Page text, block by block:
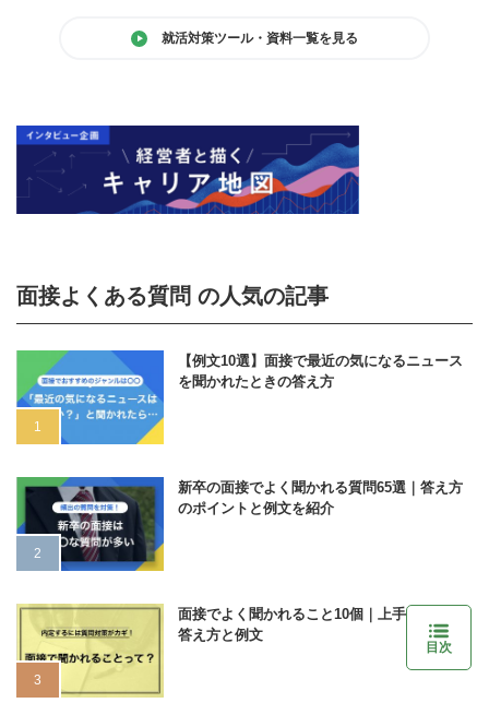
就活対策ツール・資料一覧を見る
面接よくある質問 の人気の記事
【例文10選】面接で最近の気になるニュース
を聞かれたときの答え方
新卒の面接でよく聞かれる質問65選｜答え方
のポイントと例文を紹介
面接でよく聞かれること10個｜上手な質問の
答え方と例文
目次